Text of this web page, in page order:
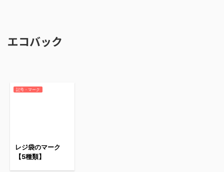
エコバック
記号・マーク
レジ袋のマーク
【5種類】